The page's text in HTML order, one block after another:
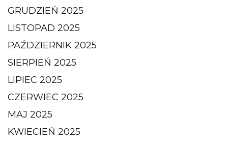
GRUDZIEŃ 2025
LISTOPAD 2025
PAŹDZIERNIK 2025
SIERPIEŃ 2025
LIPIEC 2025
CZERWIEC 2025
MAJ 2025
KWIECIEŃ 2025